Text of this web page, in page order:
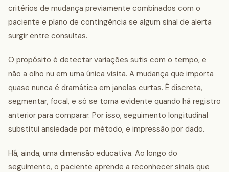
critérios de mudança previamente combinados com o
paciente e plano de contingência se algum sinal de alerta
surgir entre consultas.
O propósito é detectar variações sutis com o tempo, e
não a olho nu em uma única visita. A mudança que importa
quase nunca é dramática em janelas curtas. É discreta,
segmentar, focal, e só se torna evidente quando há registro
anterior para comparar. Por isso, seguimento longitudinal
substitui ansiedade por método, e impressão por dado.
Há, ainda, uma dimensão educativa. Ao longo do
seguimento, o paciente aprende a reconhecer sinais que